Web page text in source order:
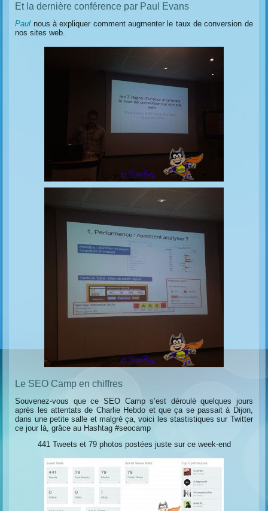
Et la dernière conférence par Paul Evans
Paul nous à expliquer comment augmenter le taux de conversion de
nos sites web.
Le SEO Camp en chiffres
Souvenez-vous que ce SEO Camp s’est déroulé quelques jours
après les attentats de Charlie Hebdo et que ça se passait à Dijon,
dans une petite salle et malgré ça, voici les stastistiques sur Twitter
ce jour là, grâce au Hashtag #seocamp
441 Tweets et 79 photos postées juste sur ce week-end